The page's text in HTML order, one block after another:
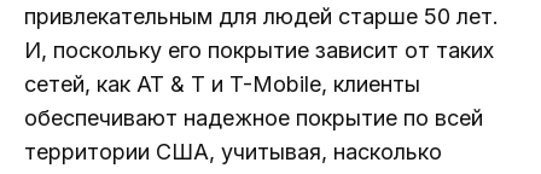
привлекательным для людей старше 50 лет.
И, поскольку его покрытие зависит от таких
сетей, как AT & T и T-Mobile, клиенты
обеспечивают надежное покрытие по всей
территории США, учитывая, насколько